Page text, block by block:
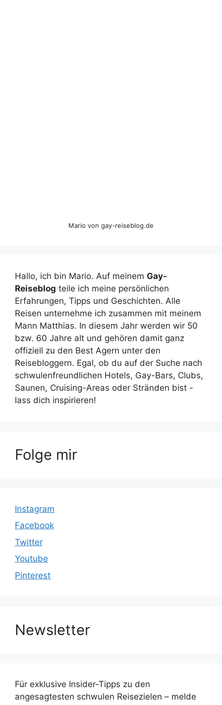
Mario von gay-reiseblog.de
Hallo, ich bin Mario. Auf meinem Gay-
Reiseblog teile ich meine persönlichen
Erfahrungen, Tipps und Geschichten. Alle
Reisen unternehme ich zusammen mit meinem
Mann Matthias. In diesem Jahr werden wir 50
bzw. 60 Jahre alt und gehören damit ganz
offiziell zu den Best Agern unter den
Reisebloggern. Egal, ob du auf der Suche nach
schwulenfreundlichen Hotels, Gay-Bars, Clubs,
Saunen, Cruising-Areas oder Stränden bist -
lass dich inspirieren!
Folge mir
Instagram
Facebook
Twitter
Youtube
Pinterest
Newsletter
Für exklusive Insider-Tipps zu den
angesagtesten schwulen Reisezielen – melde